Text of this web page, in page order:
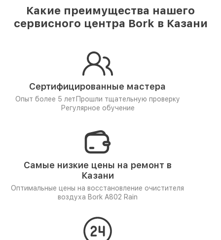
Какие преимущества нашего
сервисного центра Bork в Казани
Сертифицированные мастера
Опыт более 5 лет Прошли тщательную проверку
Регулярное обучение
Самые низкие цены на ремонт в
Казани
Оптимальные цены на восстановление очистителя
воздуха Bork A802 Rain